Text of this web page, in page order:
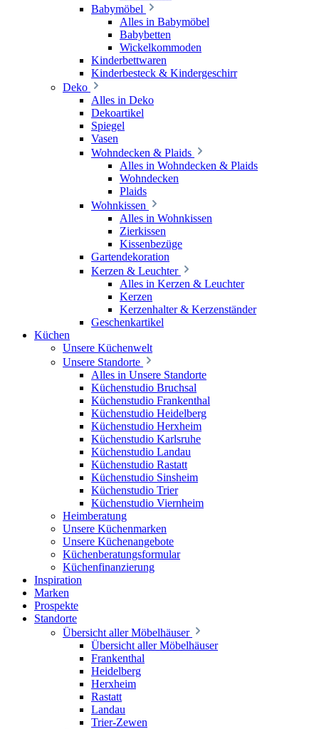
Babymöbel
Alles in Babymöbel
Babybetten
Wickelkommoden
Kinderbettwaren
Kinderbesteck & Kindergeschirr
Deko
Alles in Deko
Dekoartikel
Spiegel
Vasen
Wohndecken & Plaids
Alles in Wohndecken & Plaids
Wohndecken
Plaids
Wohnkissen
Alles in Wohnkissen
Zierkissen
Kissenbezüge
Gartendekoration
Kerzen & Leuchter
Alles in Kerzen & Leuchter
Kerzen
Kerzenhalter & Kerzenständer
Geschenkartikel
Küchen
Unsere Küchenwelt
Unsere Standorte
Alles in Unsere Standorte
Küchenstudio Bruchsal
Küchenstudio Frankenthal
Küchenstudio Heidelberg
Küchenstudio Herxheim
Küchenstudio Karlsruhe
Küchenstudio Landau
Küchenstudio Rastatt
Küchenstudio Sinsheim
Küchenstudio Trier
Küchenstudio Viernheim
Heimberatung
Unsere Küchenmarken
Unsere Küchenangebote
Küchenberatungsformular
Küchenfinanzierung
Inspiration
Marken
Prospekte
Standorte
Übersicht aller Möbelhäuser
Übersicht aller Möbelhäuser
Frankenthal
Heidelberg
Herxheim
Rastatt
Landau
Trier-Zewen